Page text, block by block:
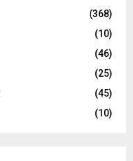
(368)
(10)
(46)
(25)
(45)
(10)